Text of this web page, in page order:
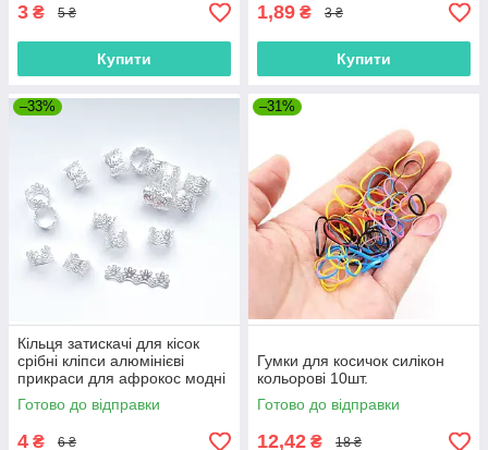
3 ₴ 5 ₴
Купити
1,89 ₴ 3 ₴
Купити
–33%
Кільця затискачі для кісок
срібні кліпси алюмінієві
прикраси для афрокос модні
аксесуари для зачісок дред
Готово до відправки
4 ₴ 6 ₴
–31%
Гумки для косичок силікон
кольорові 10шт.
Готово до відправки
12,42 ₴ 18 ₴